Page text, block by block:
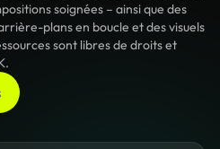
soignées – ainsi que des
plans en boucle et des visuels
sont libres de droits et